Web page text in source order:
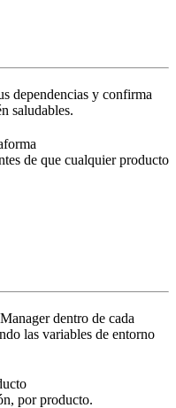
dependencias y confirma
saludables.
de que cualquier producto
dentro de cada
las variables de entorno
por producto.